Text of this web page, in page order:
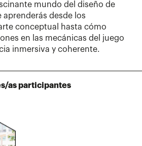
mundo del diseño de
aprenderás desde los
conceptual hasta cómo
en las mecánicas del juego
inmersiva y coherente.
as participantes